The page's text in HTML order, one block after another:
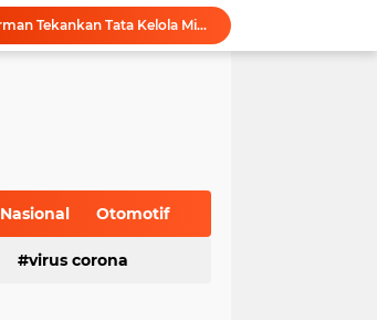
Hadiri Forum Ekonomi Bisnis, Sekda Sudirman Tekankan Tata Kelola Migas dengan Memperhatikan Aspek Lingkungan
Gubernur Al Haris Buka PKKMB Poltekkes Kemenkes Jambi, Tekankan Peran Strategis Tenaga Kesehatan dan Promosi Kesehatan
Gubernur Al Haris Harap Kenduri Sko Jadi Pemersatu dan Dorong Perbaikan Sarana Desa
Nasional Otomotif
virus corona